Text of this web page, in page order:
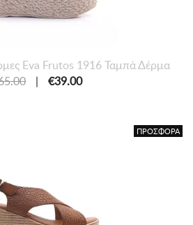
Eva Frutos 1916 Ταμπά Δέρμα
| €39.00
ΠΡΟΣΦΟΡΑ